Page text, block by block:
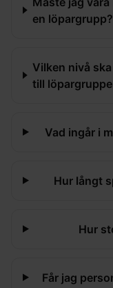
en löpargrupp?
Vilken nivå
till
Vad ingår i
Hur långt
Hur
Får jag